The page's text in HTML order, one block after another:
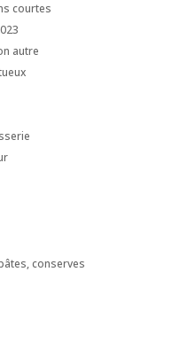
courtes
autre
conserves